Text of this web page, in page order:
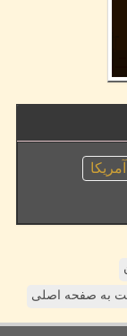
آمریكا
به صفحه اصلی